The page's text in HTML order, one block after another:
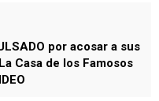
por acosar a sus
Casa de los Famosos